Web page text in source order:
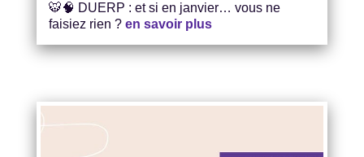
🐯🧠 DUERP : et si en janvier… vous ne
faisiez rien ? en savoir plus